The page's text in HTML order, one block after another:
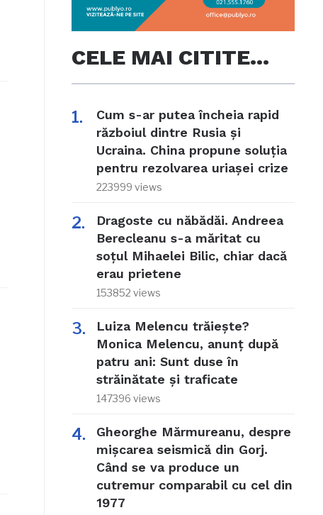
CELE MAI CITITE…
Cum s-ar putea încheia rapid
războiul dintre Rusia și
Ucraina. China propune soluția
pentru rezolvarea uriașei crize
223999 views
Dragoste cu năbădăi. Andreea
Berecleanu s-a măritat cu
soțul Mihaelei Bilic, chiar dacă
erau prietene
153852 views
Luiza Melencu trăiește?
Monica Melencu, anunț după
patru ani: Sunt duse în
străinătate și traficate
147396 views
Gheorghe Mărmureanu, despre
mișcarea seismică din Gorj.
Când se va produce un
cutremur comparabil cu cel din
1977